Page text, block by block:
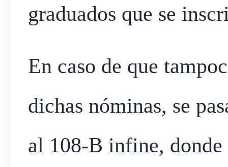
graduados que se
En caso de que
dichas nóminas, se
al 108-B infine, donde